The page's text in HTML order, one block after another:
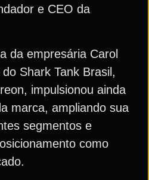
e CEO da
da empresária Carol
Shark Tank Brasil,
impulsionou ainda
marca, ampliando sua
segmentos e
como